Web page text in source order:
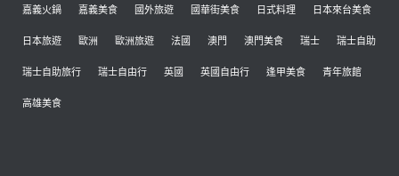
嘉義火鍋 嘉義美食 國外旅遊 國華街美食 日式料理 日本來台美食
日本旅遊 歐洲 歐洲旅遊 法國 澳門 澳門美食 瑞士 瑞士自助
瑞士自助旅行 瑞士自由行 英國 英國自由行 逢甲美食 青年旅館
高雄美食